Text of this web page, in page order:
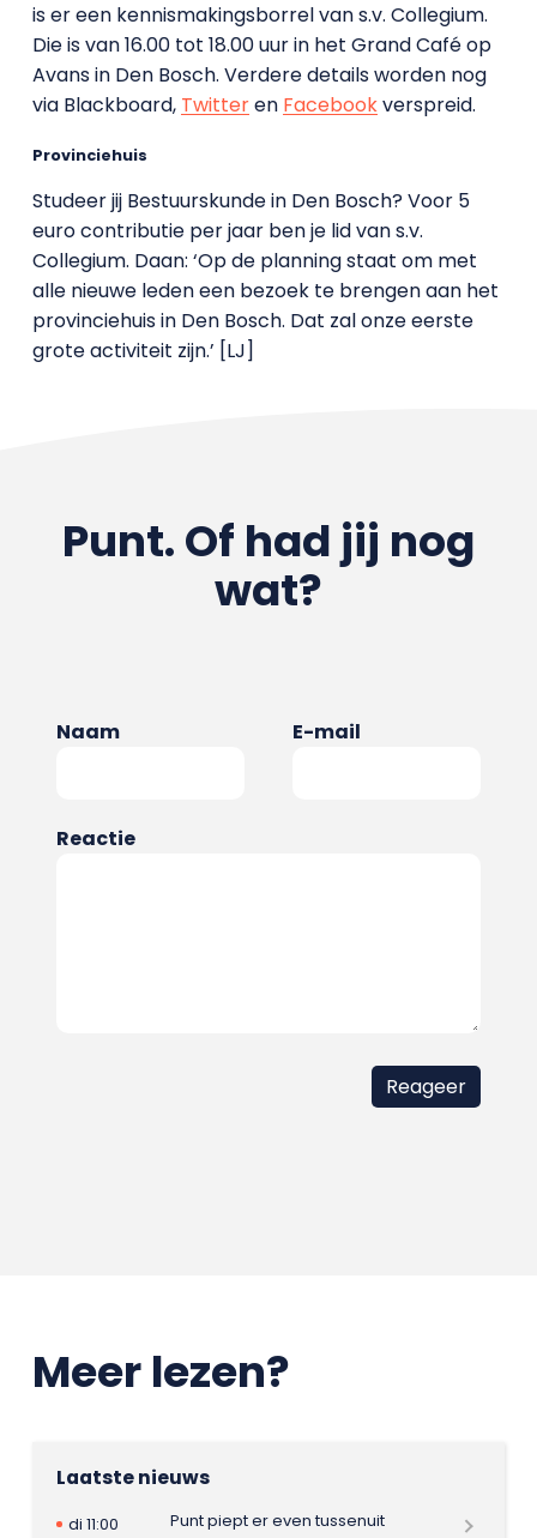
is er een kennismakingsborrel van s.v. Collegium.
Die is van 16.00 tot 18.00 uur in het Grand Café op
Avans in Den Bosch. Verdere details worden nog
via Blackboard, Twitteren Facebookverspreid.
Provinciehuis
Studeer jij Bestuurskunde in Den Bosch? Voor 5
euro contributie per jaar ben je lid van s.v.
Collegium. Daan: ‘Op de planning staat om met
alle nieuwe leden een bezoek te brengen aan het
provinciehuis in Den Bosch. Dat zal onze eerste
grote activiteit zijn.’ [LJ]
Punt. Of had jij nog
wat?
Naam E-mail
Reactie
Meer lezen?
Laatste nieuws
di 11:00
Punt piept er even tussenuit